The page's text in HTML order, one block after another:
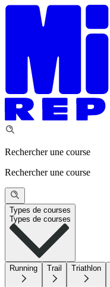
Rechercher une course
Rechercher une course
Types de courses
Types de courses
Running Trail Triathlon